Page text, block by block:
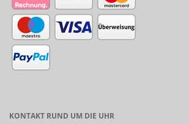
KONTAKT RUND UM DIE UHR